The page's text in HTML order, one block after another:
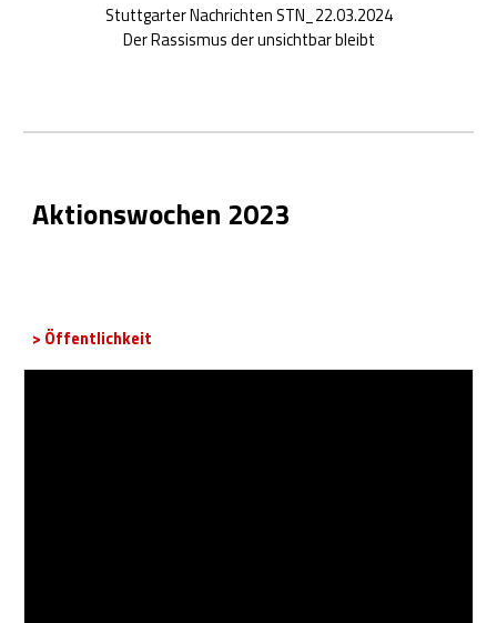
Stuttgarter Nachrichten STN_22.03.2024
Der Rassismus der unsichtbar bleibt
Aktionswochen 2023
> Öffentlichkeit